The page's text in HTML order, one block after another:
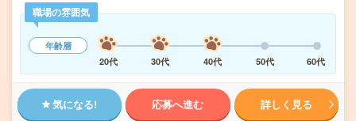
職場の雰囲気
年齢層
20代
30代 40代 50代 60代
気になる! 応募へ進む 詳しく見る